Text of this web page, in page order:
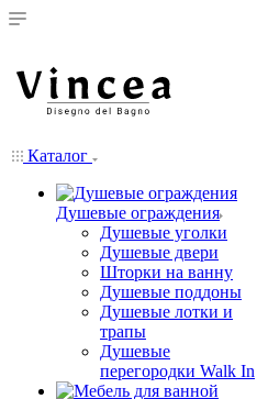
Каталог
Душевые ограждения
Душевые уголки
Душевые двери
Шторки на ванну
Душевые поддоны
Душевые лотки и
трапы
Душевые
перегородки Walk In